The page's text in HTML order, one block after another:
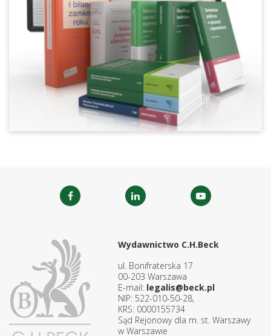
Wydawnictwo C.H.Beck
ul. Bonifraterska 17
00-203 Warszawa
E-mail: legalis@beck.pl
NIP: 522-010-50-28,
KRS: 0000155734
Sąd Rejonowy dla m. st. Warszawy
w Warszawie